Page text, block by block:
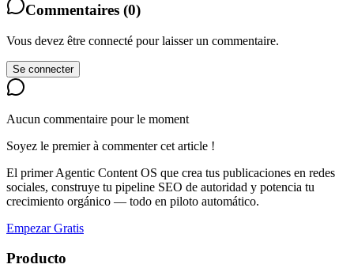
Commentaires (0)
Vous devez être connecté pour laisser un commentaire.
Se connecter
Aucun commentaire pour le moment
Soyez le premier à commenter cet article !
El primer Agentic Content OS que crea tus publicaciones en redes
sociales, construye tu pipeline SEO de autoridad y potencia tu
crecimiento orgánico — todo en piloto automático.
Empezar Gratis
Producto